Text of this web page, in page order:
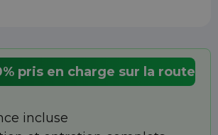
pris en charge sur la route
incluse